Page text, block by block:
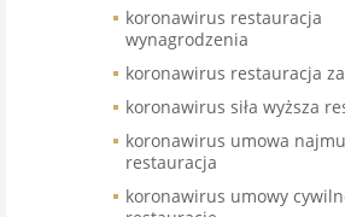
koronawirus restauracja
wynagrodzenia
koronawirus restauracja
koronawirus siła wyższa
koronawirus umowa najmu
restauracja
koronawirus umowy